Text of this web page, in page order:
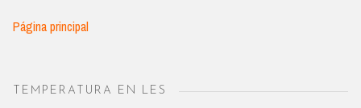
Página principal
TEMPERATURA EN LES